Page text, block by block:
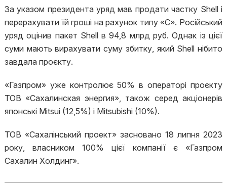
За указом президента уряд мав продати частку Shell і
перерахувати їй гроші на рахунок типу «С». Російський
уряд оцінив пакет Shell в 94,8 млрд руб. Однак із цієї
суми мають вирахувати суму збитку, який Shell нібито
завдала проєкту.
«Газпром» уже контролює 50% в операторі проєкту
ТОВ «Сахалинская энергия», також серед акціонерів
японські Mitsui (12,5%) і Mitsubishi (10%).
ТОВ «Сахалінський проект» засновано 18 липня 2023
року, власником 100% цієї компанії є «Газпром
Сахалин Холдинг».